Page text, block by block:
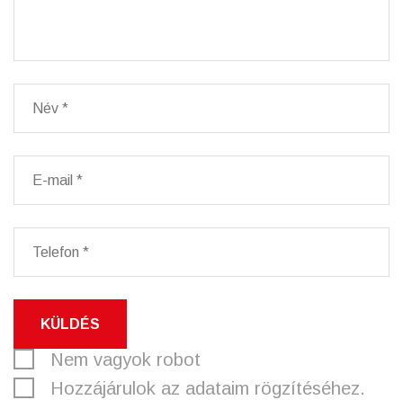
KÜLDÉS
Nem vagyok robot
Hozzájárulok az adataim rögzítéséhez.